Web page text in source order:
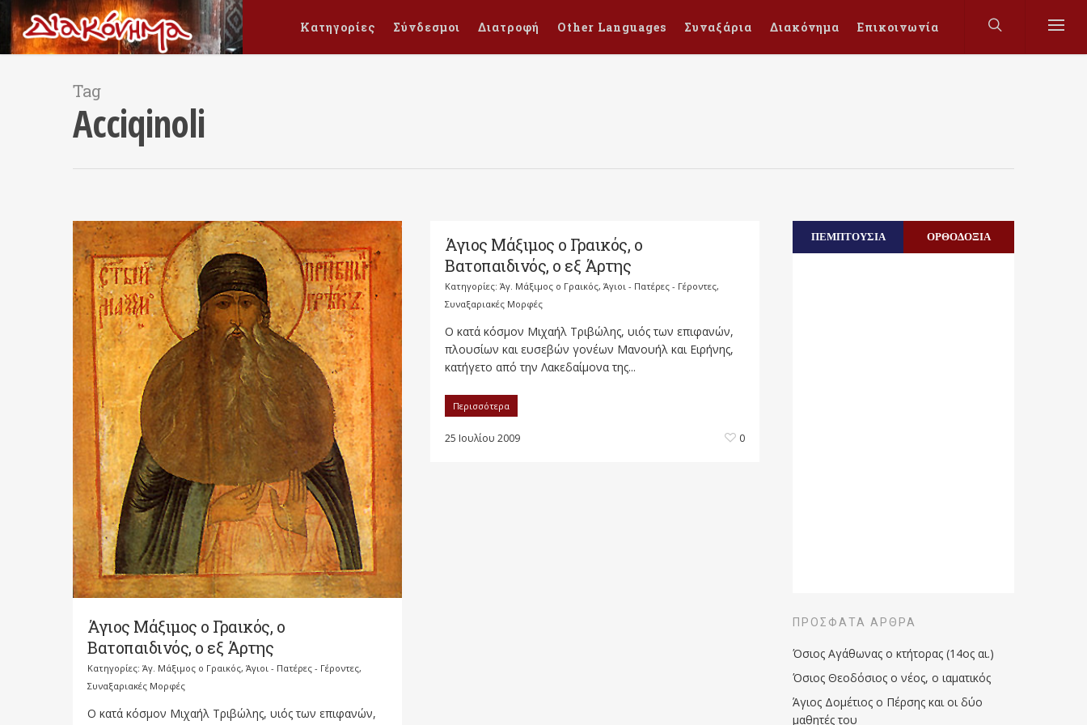
Κατηγορίες Σύνδεσμοι Διατροφή Other Languages Συναξάρια Διακόνημα Επικοινωνία
Tag
Acciqinoli
Άγιος Μάξιμος ο Γραικός, ο
Βατοπαιδινός, ο εξ Άρτης
Κατηγορίες: Άγ. Μάξιμος ο Γραικός, Άγιοι - Πατέρες - Γέροντες,
Συναξαριακές Μορφές
Ο κατά κόσμον Μιχαήλ Τριβώλης, υιός των επιφανών,
Άγιος Μάξιμος ο Γραικός, ο
Βατοπαιδινός, ο εξ Άρτης
Κατηγορίες: Άγ. Μάξιμος ο Γραικός, Άγιοι - Πατέρες - Γέροντες,
Συναξαριακές Μορφές
Ο κατά κόσμον Μιχαήλ Τριβώλης, υιός των επιφανών,
πλουσίων και ευσεβών γονέων Μανουήλ και Ειρήνης,
κατήγετο από την Λακεδαίμονα της...
Περισσότερα
25 Ιουλίου 2009 0
ΠΕΜΠΤΟΥΣΙΑ ΟΡΘΟΔΟΞΙΑ
ΠΡΌΣΦΑΤΑ ΆΡΘΡΑ
Όσιος Αγάθωνας ο κτήτορας (14ος αι.)
Όσιος Θεοδόσιος ο νέος, ο ιαματικός
Άγιος Δομέτιος ο Πέρσης και οι δύο
μαθητές του